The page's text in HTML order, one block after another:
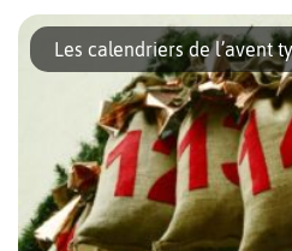
Pour les fêtes de fin d’année, de
élaborent leurs bières de Noël.
une teneur en alcool assez élevée,
l’ambiance […]
Les calendriers de l’avent